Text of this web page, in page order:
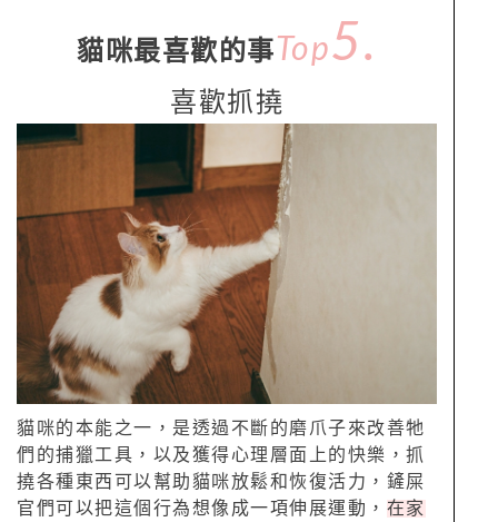
貓咪最喜歡的事 Top5.
喜歡抓撓
貓咪的本能之一，是透過不斷的磨爪子來改善牠
們的捕獵工具，以及獲得心理層面上的快樂，抓
撓各種東西可以幫助貓咪放鬆和恢復活力，鏟屎
官們可以把這個行為想像成一項伸展運動， 在家